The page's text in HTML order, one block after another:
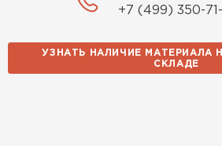
+7 (499) 350-
УЗНАТЬ НАЛИЧИЕ МАТЕРИАЛА
СКЛАДЕ